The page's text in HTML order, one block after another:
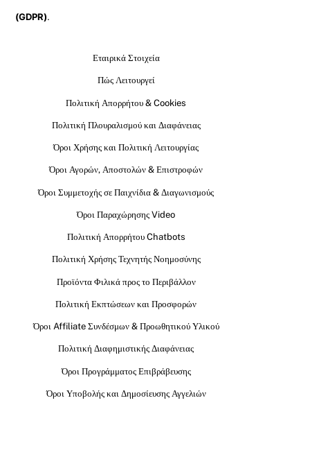
(GDPR).
Εταιρικά Στοιχεία
Πώς Λειτουργεί
Πολιτική Απορρήτου & Cookies
Πολιτική Πλουραλισμού και Διαφάνειας
Όροι Χρήσης και Πολιτική Λειτουργίας
Όροι Αγορών, Αποστολών & Επιστροφών
Όροι Συμμετοχής σε Παιχνίδια & Διαγωνισμούς
Όροι Παραχώρησης Video
Πολιτική Απορρήτου Chatbots
Πολιτική Χρήσης Τεχνητής Νοημοσύνης
Προϊόντα Φιλικά προς το Περιβάλλον
Πολιτική Εκπτώσεων και Προσφορών
Όροι Affiliate Συνδέσμων & Προωθητικού Υλικού
Πολιτική Διαφημιστικής Διαφάνειας
Όροι Προγράμματος Επιβράβευσης
Όροι Υποβολής και Δημοσίευσης Αγγελιών